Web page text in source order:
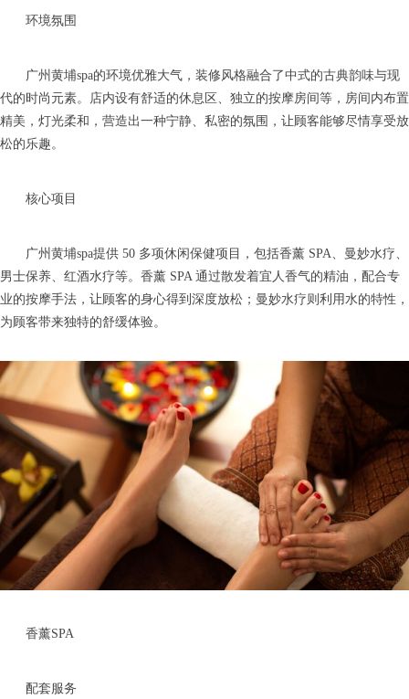
环境氛围
广州黄埔spa的环境优雅大气，装修风格融合了中式的古典韵味与现
代的时尚元素。店内设有舒适的休息区、独立的按摩房间等，房间内布置
精美，灯光柔和，营造出一种宁静、私密的氛围，让顾客能够尽情享受放
松的乐趣。
核心项目
广州黄埔spa提供 50 多项休闲保健项目，包括香薰 SPA、曼妙水疗、
男士保养、红酒水疗等。香薰 SPA 通过散发着宜人香气的精油，配合专
业的按摩手法，让顾客的身心得到深度放松；曼妙水疗则利用水的特性，
为顾客带来独特的舒缓体验。
香薰SPA
配套服务